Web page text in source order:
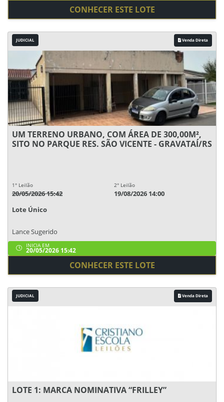
CONHECER ESTE LOTE
JUDICIAL Venda Direta
UM TERRENO URBANO, COM ÁREA DE 300,00M²,
SITO NO PARQUE RES. SÃO VICENTE - GRAVATAÍ/RS
1° Leilão
20/05/2026 15:42
2° Leilão
19/08/2026 14:00
Lote Único
Lance Sugerido
INICIA EM
20/05/2026 15:42
CONHECER ESTE LOTE
JUDICIAL Venda Direta
LOTE 1: MARCA NOMINATIVA “FRILLEY”